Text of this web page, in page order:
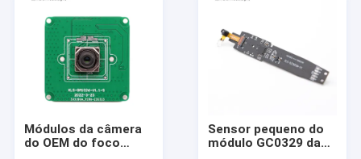
Módulos da câmera
do OEM do foco
Sensor pequeno do
módulo GC0329 da